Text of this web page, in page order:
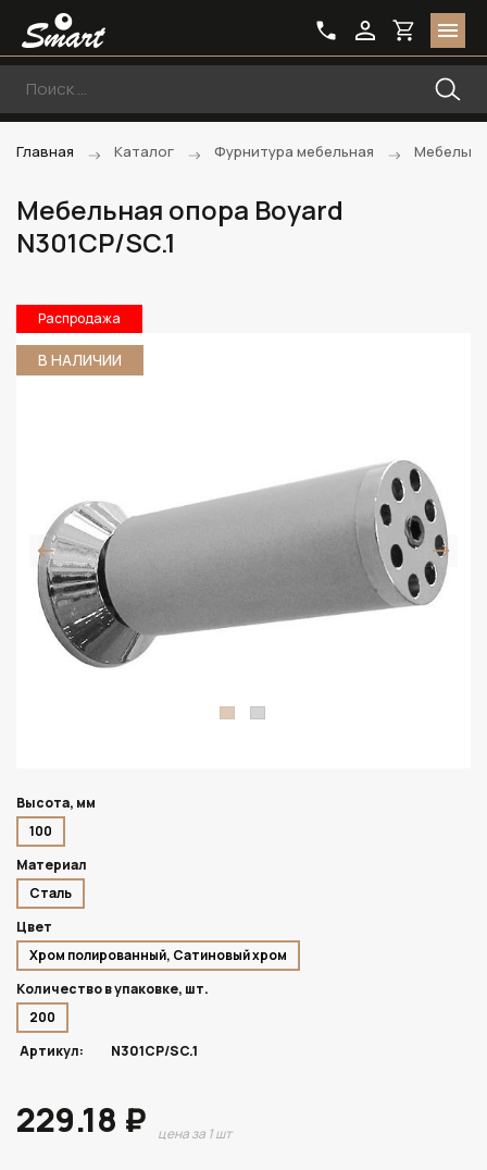
Главная Каталог Фурнитура мебельная
Мебельная опора Boyard
N301CP/SC.1
Распродажа
В НАЛИЧИИ
Высота, мм
100
Материал
Сталь
Цвет
Хром полированный, Сатиновый хром
Количество в упаковке, шт.
200
Артикул:
N301CP/SC.1
229.18 ₽ цена за 1 шт